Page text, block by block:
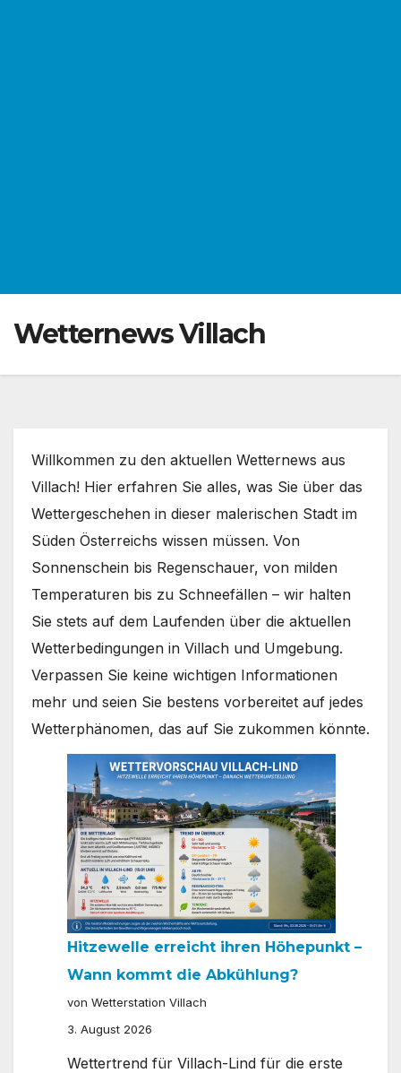
Wetternews Villach
Willkommen zu den aktuellen Wetternews aus
Villach! Hier erfahren Sie alles, was Sie über das
Wettergeschehen in dieser malerischen Stadt im
Süden Österreichs wissen müssen. Von
Sonnenschein bis Regenschauer, von milden
Temperaturen bis zu Schneefällen – wir halten
Sie stets auf dem Laufenden über die aktuellen
Wetterbedingungen in Villach und Umgebung.
Verpassen Sie keine wichtigen Informationen
mehr und seien Sie bestens vorbereitet auf jedes
Wetterphänomen, das auf Sie zukommen könnte.
Hitzewelle erreicht ihren Höhepunkt –
Wann kommt die Abkühlung?
von Wetterstation Villach
3. August 2026
Wettertrend für Villach-Lind für die erste